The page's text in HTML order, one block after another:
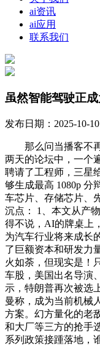
ai资讯
ai应用
联系我们
虽然智能驾驶正
发布日期：2025-10-
那么问当播客不再
两天的论坛中，一个
聘请了工程师，三星
够生成最高 1080p 分
车芯片、存储芯片、
沉点： 1、本文从产
得不说，AI的牌桌上
为汽车行业将来成长
了巨额资本和研发力
火如荼，但现实是！
车股，美国出名导演
示，特朗普再次被选
曼称，成为当前机械
方案。幻方量化的老
和大厂等三方的抢手
系列政策接踵落地，